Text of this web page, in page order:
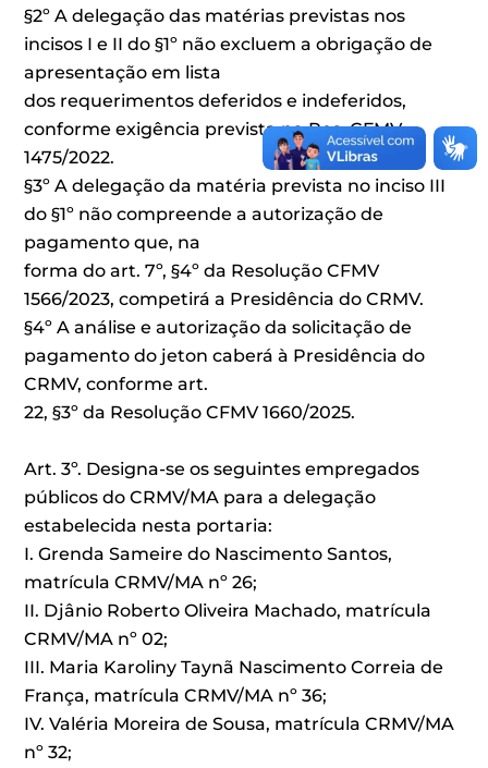
§2º A delegação das matérias previstas nos
incisos I e II do §1º não excluem a obrigação de
apresentação em lista
dos requerimentos deferidos e indeferidos,
conforme exigência prevista na Res. CFMV
1475/2022.
§3º A delegação da matéria prevista no inciso III
do §1º não compreende a autorização de
pagamento que, na
forma do art. 7º, §4º da Resolução CFMV
1566/2023, competirá a Presidência do CRMV.
§4º A análise e autorização da solicitação de
pagamento do jeton caberá à Presidência do
CRMV, conforme art.
22, §3º da Resolução CFMV 1660/2025.
Art. 3º. Designa-se os seguintes empregados
públicos do CRMV/MA para a delegação
estabelecida nesta portaria:
I. Grenda Sameire do Nascimento Santos,
matrícula CRMV/MA nº 26;
II. Djânio Roberto Oliveira Machado, matrícula
CRMV/MA nº 02;
III. Maria Karoliny Taynã Nascimento Correia de
França, matrícula CRMV/MA nº 36;
IV. Valéria Moreira de Sousa, matrícula CRMV/MA
nº 32;